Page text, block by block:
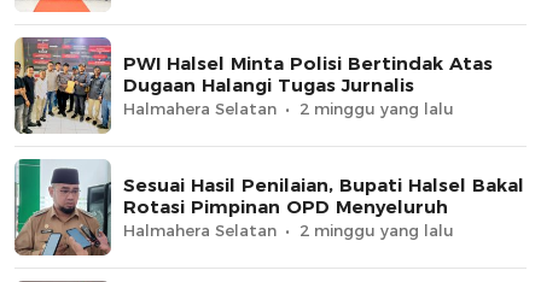
PWI Halsel Minta Polisi Bertindak Atas
Dugaan Halangi Tugas Jurnalis
Halmahera Selatan 2 minggu yang lalu
Sesuai Hasil Penilaian, Bupati Halsel Bakal
Rotasi Pimpinan OPD Menyeluruh
Halmahera Selatan 2 minggu yang lalu